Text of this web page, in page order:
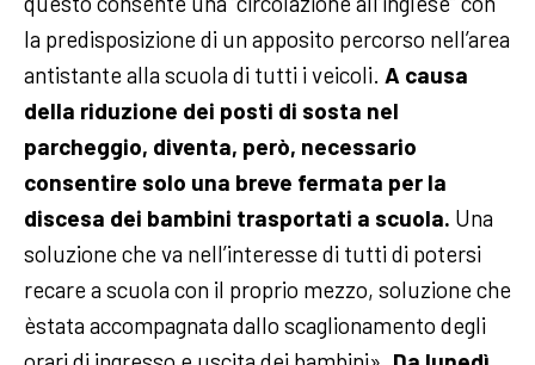
la predisposizione di un apposito percorso nell’area
antistante alla scuola di tutti i veicoli. A causa
della riduzione dei posti di sosta nel
parcheggio, diventa, però, necessario
consentire solo una breve fermata per la
discesa dei bambini trasportati a scuola. Una
soluzione che va nell’interesse di tutti di potersi
recare a scuola con il proprio mezzo, soluzione che
èstata accompagnata dallo scaglionamento degli